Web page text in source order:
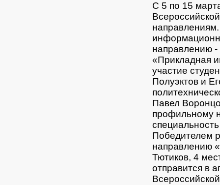
С 5 по 15
направлению
«Прикладная
участие
Полуэктов и
Павел
профильному
Победителем
направлению
Тютиков, 4
отправится в